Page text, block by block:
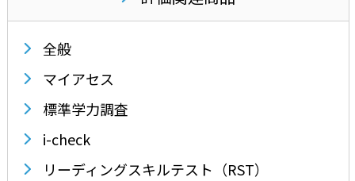
全般
マイアセス
標準学力調査
i-check
リーディングスキルテスト（RST）